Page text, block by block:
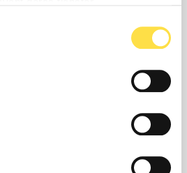
BUY
to BM 861 6X6 dumpers as